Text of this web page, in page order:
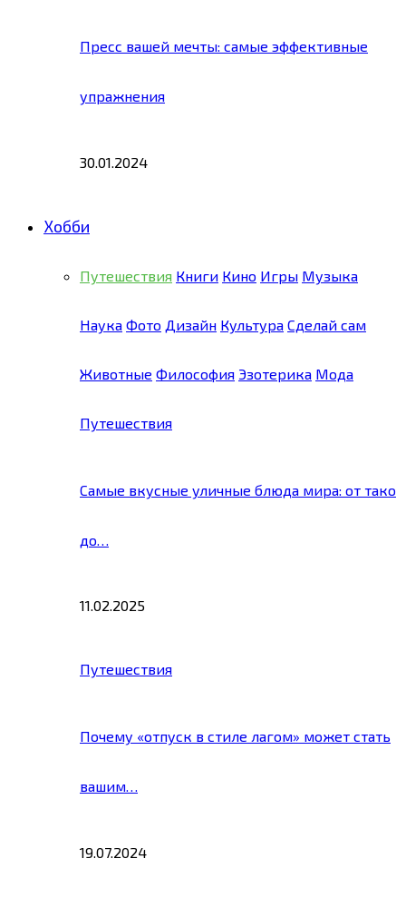
Пресс вашей мечты: самые эффективные
упражнения
30.01.2024
Хобби
Путешествия Книги Кино Игры Музыка
Наука Фото Дизайн Культура Сделай сам
Животные Философия Эзотерика Мода
Путешествия
Самые вкусные уличные блюда мира: от тако
до…
11.02.2025
Путешествия
Почему «отпуск в стиле лагом» может стать
вашим…
19.07.2024